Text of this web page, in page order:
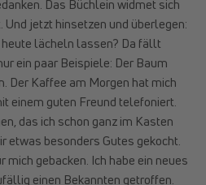
Das Büchlein widmet sich
Und jetzt hinsetzen und überlegen:
lächeln lassen? Da fällt
ein paar Beispiele: Der Baum
Der Kaffee am Morgen hat mich
einem guten Freund telefoniert.
das ich schon ganz im Kasten
etwas besonders Gutes gekocht.
mich gebacken. Ich habe ein neues
einen Bekannten getroffen.